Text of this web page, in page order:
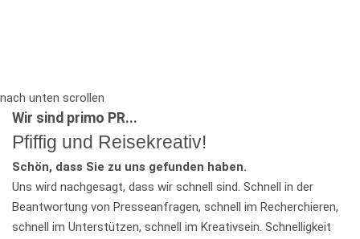
nach unten scrollen
Wir sind primo PR...
Pfiffig und Reisekreativ!
Schön, dass Sie zu uns gefunden haben.
Uns wird nachgesagt, dass wir schnell sind. Schnell in der
Beantwortung von Presseanfragen, schnell im Recherchieren,
schnell im Unterstützen, schnell im Kreativsein. Schnelligkeit